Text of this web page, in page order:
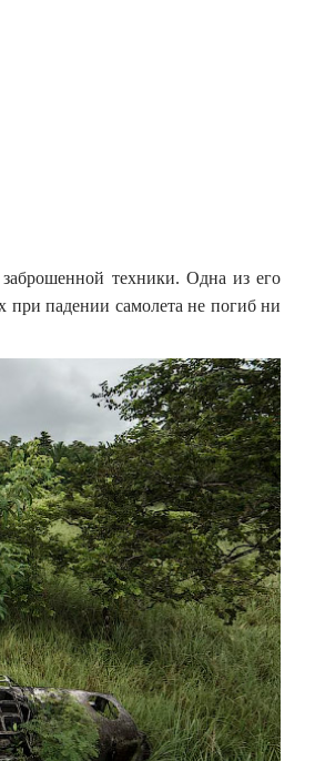
техники. Одна из его
при падении самолета не погиб ни